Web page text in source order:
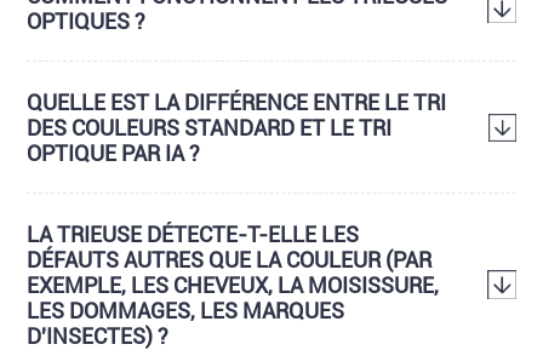
OPTIQUES ?
QUELLE EST LA DIFFÉRENCE ENTRE LE TRI
DES COULEURS STANDARD ET LE TRI
OPTIQUE PAR IA ?
LA TRIEUSE DÉTECTE-T-ELLE LES
DÉFAUTS AUTRES QUE LA COULEUR (PAR
EXEMPLE, LES CHEVEUX, LA MOISISSURE,
LES DOMMAGES, LES MARQUES
D'INSECTES) ?